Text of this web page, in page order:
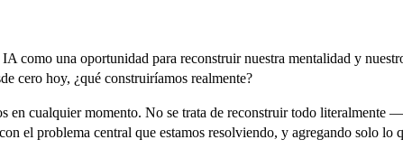
como una oportunidad para reconstruir nuestra mentalidad y
cero hoy, ¿qué construiríamos realmente?
en cualquier momento. No se trata de reconstruir todo literalmente
el problema central que estamos resolviendo, y agregando solo lo